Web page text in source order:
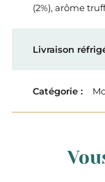
(2%), arôme